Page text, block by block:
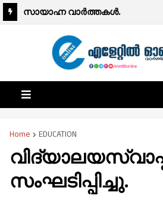
സായാഹ്ന വാര്‍ത്തകള്‍.
Home EDUCATION
സംഘടിപ്പിച്ചു.